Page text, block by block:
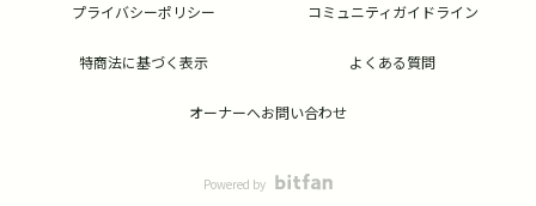
プライバシーポリシー コミュニティガイドライン
特商法に基づく表示 よくある質問
オーナーへお問い合わせ
Powered by